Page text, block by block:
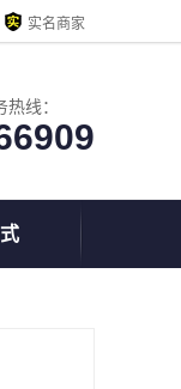
实名商家
线：